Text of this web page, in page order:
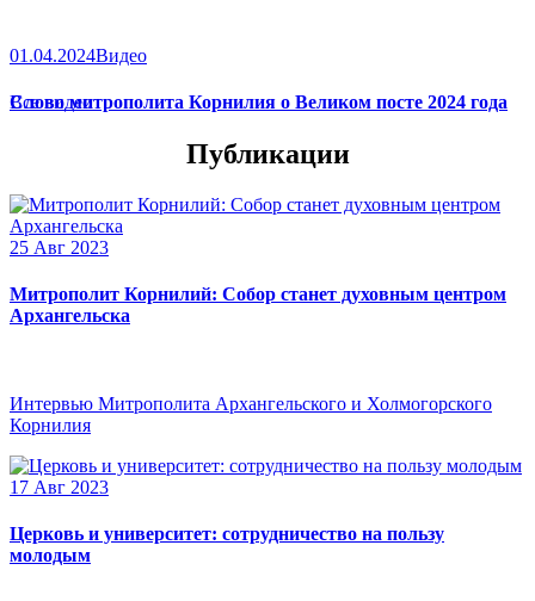
01.04.2024Видео
Слово митрополита Корнилия о Великом посте 2024 года
Все видео
Публикации
25 Авг 2023
Митрополит Корнилий: Собор станет духовным центром
Архангельска
Интервью Митрополита Архангельского и Холмогорского
Корнилия
17 Авг 2023
Церковь и университет: сотрудничество на пользу
молодым